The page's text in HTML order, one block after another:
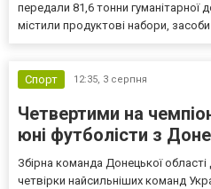
передали 81,6 тонни гуманітарної
містили продуктові набори,
Спорт 12:35, 3 серпня
Четвертими на
юні футболісти з
Збірна команда Донецької
четвірки найсильніших команд